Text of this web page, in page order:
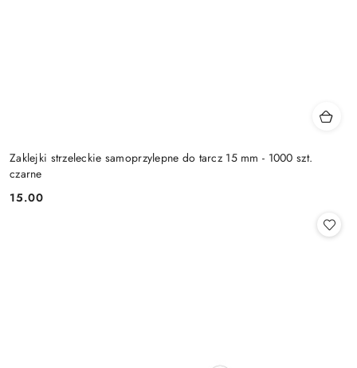
Zaklejki strzeleckie samoprzylepne do tarcz 15 mm - 1000 szt.
czarne
Cena:
15.00